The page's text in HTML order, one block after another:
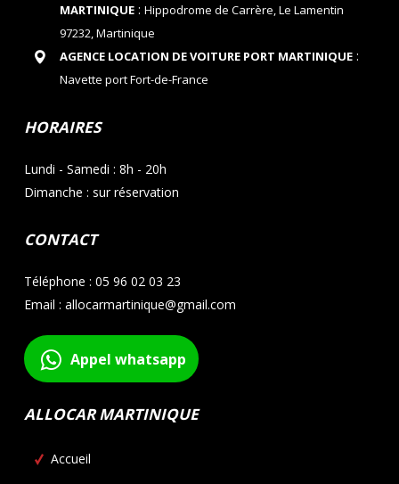
MARTINIQUE: Hippodrome de Carrère, Le Lamentin
97232, Martinique
AGENCE LOCATION DE VOITURE PORT MARTINIQUE:
Navette port Fort-de-France
HORAIRES
Lundi - Samedi : 8h - 20h
Dimanche : sur réservation
CONTACT
Téléphone : 05 96 02 03 23
Email : allocarmartinique@gmail.com
Appel whatsapp
ALLOCAR MARTINIQUE
Accueil